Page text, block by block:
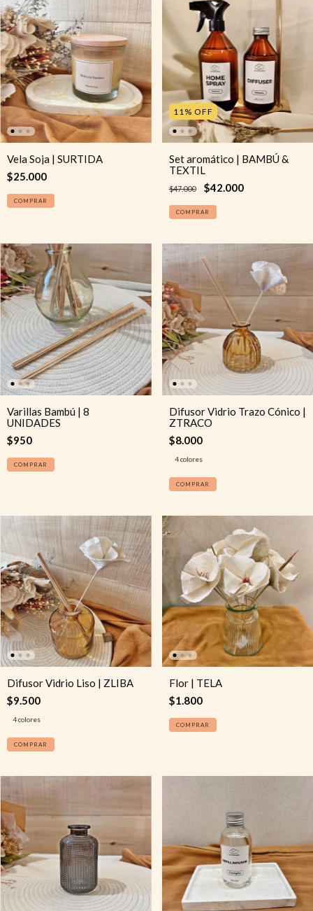
Vela Soja | SURTIDA
$25.000
11% OFF
Set aromático | BAMBÚ &
TEXTIL
$47.000 $42.000
COMPRAR
Varillas Bambú | 8
UNIDADES
$950
Difusor Vidrio Trazo Cónico |
ZTRACO
$8.000
4 colores
COMPRAR
Difusor Vidrio Liso | ZLIBA
$9.500
4 colores
COMPRAR
Flor | TELA
$1.800
COMPRAR